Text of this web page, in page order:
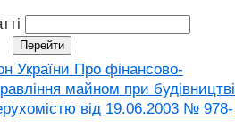
України Про фінансово-
майном при будівництві
від 19.06.2003 № 978-